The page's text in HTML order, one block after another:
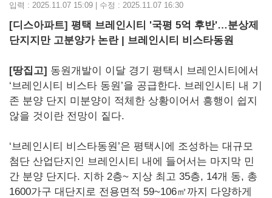
입력 : 2025.11.07 15:09 | 수정 : 2025.11.07 16:30
[디스아파트] 평택 브레인시티 '국평 5억 후반'…분상제
단지지만 고분양가 논란 | 브레인시티 비스타동원
[땅집고] 동원개발이 이달 경기 평택시 브레인시티에서
‘브레인시티 비스타 동원’을 공급한다. 브레인시티 내 기
존 분양 단지 미분양이 적체한 상황이어서 흥행이 쉽지
않을 것이란 전망이 짙다.
‘브레인시티 비스타동원’은 평택시에 조성하는 대규모
첨단 산업단지인 브레인시티 내에 들어서는 마지막 민
간 분양 단지다. 지하 2층~ 지상 최고 35층, 14개 동, 총
1600가구 대단지로 전용면적 59~106㎡까지 다양하게